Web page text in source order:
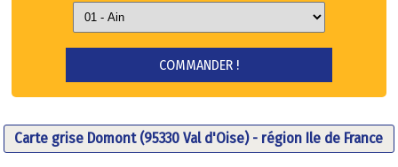
Carte grise Domont (95330 Val d'Oise) - région Ile de France